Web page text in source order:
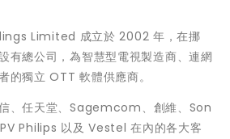
Limited 成立於 2002 年，在挪
有總公司，為智慧型電視製造商、連網
的獨立 OTT 軟體供應商。
、任天堂、Sagemcom、創維、Son
Philips 以及 Vestel 在內的各大客